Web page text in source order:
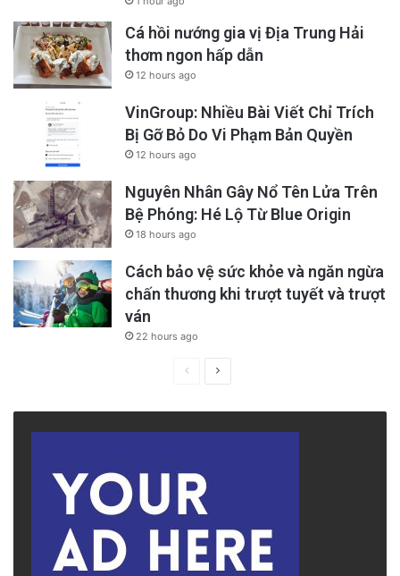
Cá hồi nướng gia vị Địa Trung Hải
thơm ngon hấp dẫn
12 hours ago
VinGroup: Nhiều Bài Viết Chỉ Trích
Bị Gỡ Bỏ Do Vi Phạm Bản Quyền
12 hours ago
Nguyên Nhân Gây Nổ Tên Lửa Trên
Bệ Phóng: Hé Lộ Từ Blue Origin
18 hours ago
Cách bảo vệ sức khỏe và ngăn ngừa
chấn thương khi trượt tuyết và trượt
ván
22 hours ago
PreviousNext